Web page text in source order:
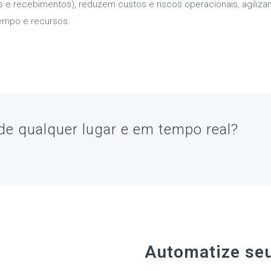
recebimentos), reduzem custos e riscos operacionais,
e recursos.
qualquer lugar e em tempo real?
Automatize